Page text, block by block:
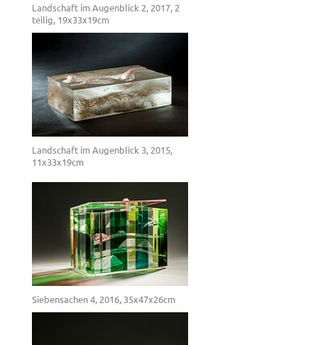
Landschaft im Augenblick 2, 2017, 2
teilig, 19x33x19cm
Landschaft im Augenblick 3, 2015,
11x33x19cm
Siebensachen 4, 2016, 35x47x26cm